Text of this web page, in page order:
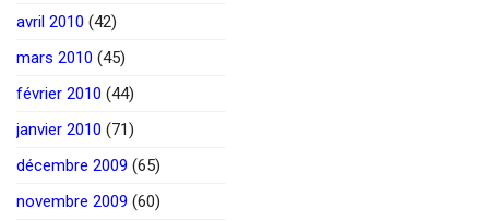
avril 2010 (42)
mars 2010 (45)
février 2010 (44)
janvier 2010 (71)
décembre 2009 (65)
novembre 2009 (60)